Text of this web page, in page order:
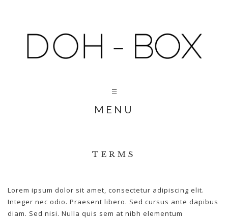
MENU
TERMS
Lorem ipsum dolor sit amet, consectetur adipiscing elit.
Integer nec odio. Praesent libero. Sed cursus ante dapibus
diam. Sed nisi. Nulla quis sem at nibh elementum